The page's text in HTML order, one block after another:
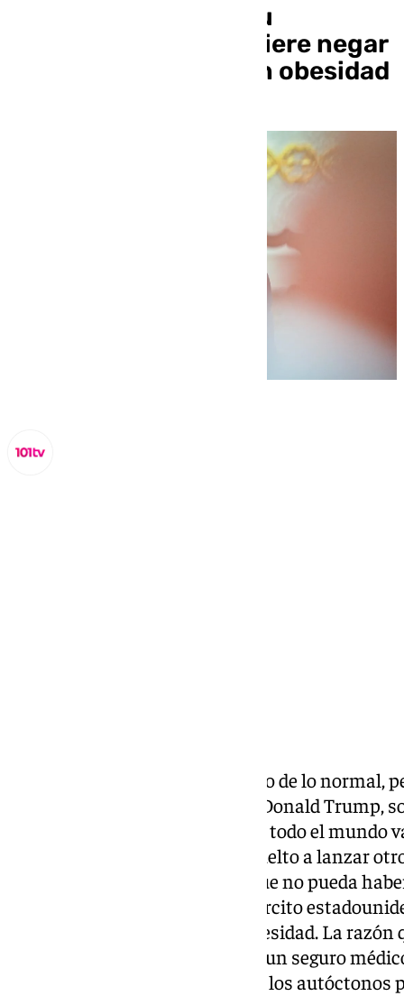
El rotundo Trump y su
gordofobia: ahora quiere negar
la visa a personas con obesidad
Llevaba un tiempo más calmado de lo normal,
presidente de Estados Unidos, Donald Trump,
como entrar a un autobús y que todo el mundo
dirigente norteamericano ha vuelto a lanzar
un tiempo, lanzaba la idea de que no pueda
o que no estén ‘fitness’ en el Ejército
negar la visa a personas con obesidad. La razón
ciudadanos no pueden pagarse un seguro
Precisamente en un país donde los